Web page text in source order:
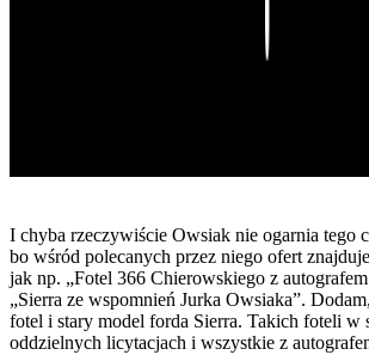
I chyba rzeczywiście Owsiak nie ogarnia tego
bo wśród polecanych przez niego ofert
jak np. „Fotel 366 Chierowskiego z
„Sierra ze wspomnień Jurka Owsiaka”.
fotel i stary model forda Sierra. Takich foteli w
oddzielnych licytacjach i wszystkie z